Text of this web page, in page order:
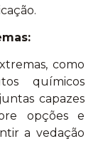
como
químicos
capazes
opções e
a vedação